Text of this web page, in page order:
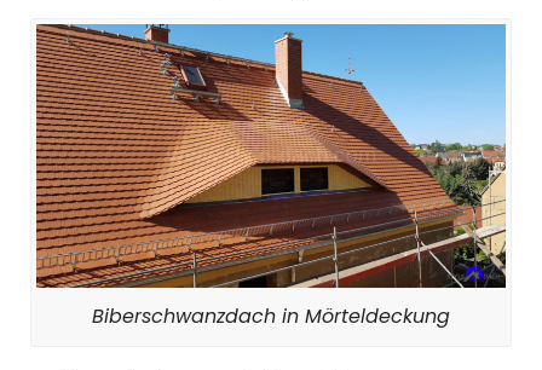
Biberschwanzdach in Mörteldeckung